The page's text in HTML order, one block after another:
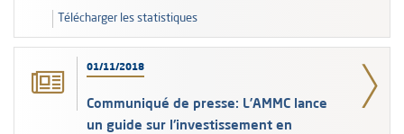
Télécharger les statistiques
01/11/2018
Communiqué de presse: L’AMMC lance
un guide sur l'investissement en